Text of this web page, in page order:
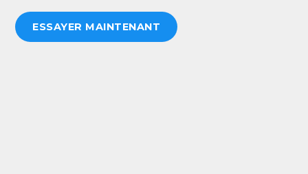
ESSAYER MAINTENANT